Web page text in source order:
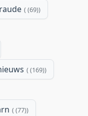
(69)
(169)
(77)